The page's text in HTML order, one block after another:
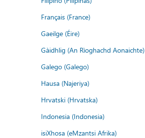
Français (France)
Gaeilge (Éire)
Gàidhlig (An Rìoghachd Aonaichte)
Galego (Galego)
Hausa (Najeriya)
Hrvatski (Hrvatska)
Indonesia (Indonesia)
isiXhosa (eMzantsi Afrika)